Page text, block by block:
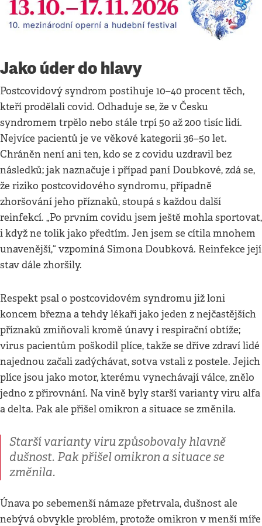
Jako úder do hlavy
Postcovidový syndrom postihuje 10–40 procent těch,
kteří prodělali covid. Odhaduje se, že v Česku
syndromem trpělo nebo stále trpí 50 až 200 tisíc lidí.
Nejvíce pacientů je ve věkové kategorii 36–50 let.
Chráněn není ani ten, kdo se z covidu uzdravil bez
následků; jak naznačuje i případ paní Doubkové, zdá se,
že riziko postcovidového syndromu, případně
zhoršování jeho příznaků, stoupá s každou další
reinfekcí. „Po prvním covidu jsem ještě mohla sportovat,
i když ne tolik jako předtím. Jen jsem se cítila mnohem
unavenější,“ vzpomíná Simona Doubková. Reinfekce její
stav dále zhoršily.
Respekt psal o postcovidovém syndromu již loni
koncem března a tehdy lékaři jako jeden z nejčastějších
příznaků zmiňovali kromě únavy i respirační obtíže;
virus pacientům poškodil plíce, takže se dříve zdraví lidé
najednou začali zadýchávat, sotva vstali z postele. Jejich
plíce jsou jako motor, kterému vynechávají válce, znělo
jedno z přirovnání. Na vině byly starší varianty viru alfa
a delta. Pak ale přišel omikron a situace se změnila.
Starší varianty viru způsobovaly hlavně
dušnost. Pak přišel omikron a situace se
změnila.
Únava po sebemenší námaze přetrvala, dušnost ale
nebývá obvykle problém, protože omikron v menší míře